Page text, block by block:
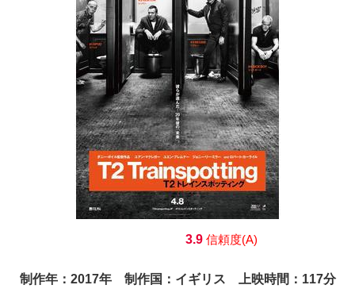
3.9信頼度(A)
制作年：2017年 制作国：イギリス 上映時間：117分